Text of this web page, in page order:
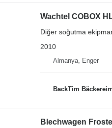
Wachtel COBOX
Diğer soğutma
2010
Almanya, Enger
BackTim
Blechwagen